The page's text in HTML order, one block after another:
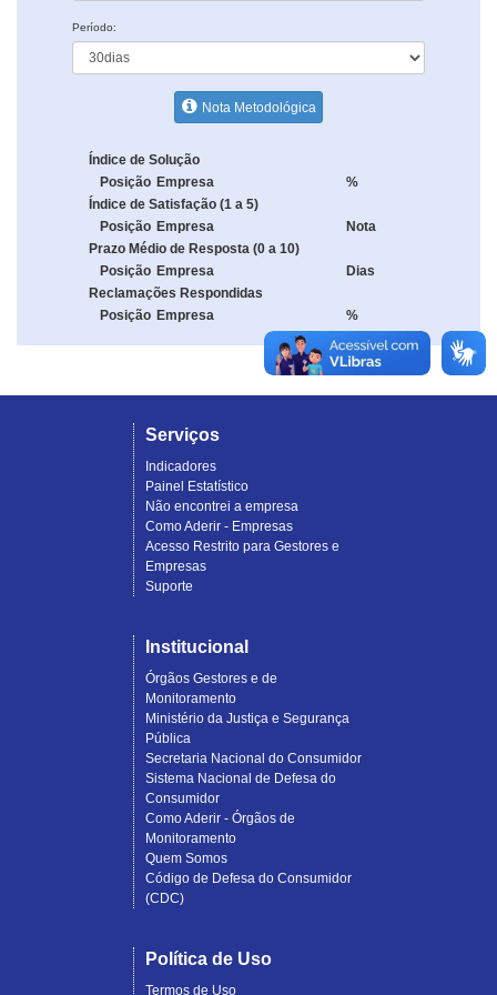
Período:
Nota Metodológica
Índice de Solução
Posição Empresa
%
Índice de Satisfação (1 a 5)
Posição Empresa
Nota
Prazo Médio de Resposta (0 a 10)
Posição Empresa
Dias
Reclamações Respondidas
Posição Empresa %
Serviços
Indicadores
Painel Estatístico
Não encontrei a empresa
Como Aderir - Empresas
Acesso Restrito para Gestores e
Empresas
Suporte
Institucional
Órgãos Gestores e de
Monitoramento
Ministério da Justiça e Segurança
Pública
Secretaria Nacional do Consumidor
Sistema Nacional de Defesa do
Consumidor
Como Aderir - Órgãos de
Monitoramento
Quem Somos
Código de Defesa do Consumidor
(CDC)
Política de Uso
Termos de Uso